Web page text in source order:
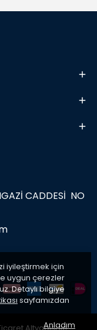
iyileştirmek için
uygun çerezler
Detaylı bilgiye
sayfamızdan
Anladım
CADDESİ NO